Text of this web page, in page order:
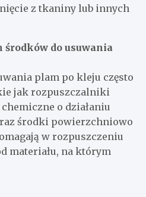
z tkaniny lub innych
do usuwania
plam po kleju często
jak rozpuszczalniki
o działaniu
środki powierzchniowo
w rozpuszczeniu
materiału, na którym